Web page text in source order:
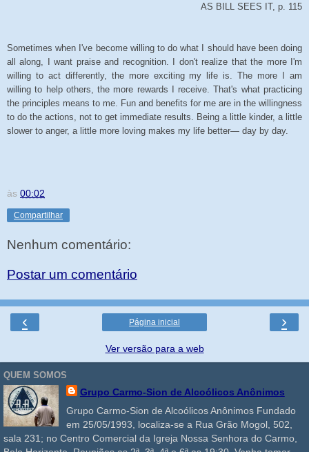
AS BILL SEES IT, p. 115
Sometimes when I've become willing to do what I should have been doing
all along, I want praise and recognition. I don't realize that the more I'm
willing to act differently, the more exciting my life is. The more I am
willing to help others, the more rewards I receive. That's what practicing
the principles means to me. Fun and benefits for me are in the willingness
to do the actions, not to get immediate results. Being a little kinder, a little
slower to anger, a little more loving makes my life better— day by day.
às 00:02
Compartilhar
Nenhum comentário:
Postar um comentário
‹ ›
Página inicial
Ver versão para a web
QUEM SOMOS
Grupo Carmo-Sion de Alcoólicos Anônimos
Grupo Carmo-Sion de Alcoólicos Anônimos Fundado
em 25/05/1993, localiza-se a Rua Grão Mogol, 502,
sala 231; no Centro Comercial da Igreja Nossa Senhora do Carmo,